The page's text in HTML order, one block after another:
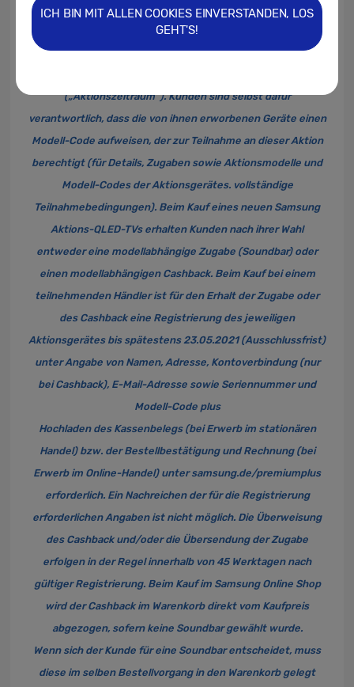
neuen Samsung Aktions-QLED-TVs mit bestimmtem
länderspezifischem Modell-Code bei teilnehmenden
Händlern in Deutschland oder im Samsung Online Shop unter
(„Aktionszeitraum“). Kunden sind selbst dafür
verantwortlich, dass die von ihnen erworbenen Geräte einen
Modell-Code aufweisen, der zur Teilnahme an dieser Aktion
berechtigt (für Details, Zugaben sowie Aktionsmodelle und
Modell-Codes der Aktionsgerätes. vollständige
Teilnahmebedingungen). Beim Kauf eines neuen Samsung
Aktions-QLED-TVs erhalten Kunden nach ihrer Wahl
entweder eine modellabhängige Zugabe (Soundbar) oder
einen modellabhängigen Cashback. Beim Kauf bei einem
teilnehmenden Händler ist für den Erhalt der Zugabe oder
des Cashback eine Registrierung des jeweiligen
Aktionsgerätes bis spätestens 23.05.2021 (Ausschlussfrist)
unter Angabe von Namen, Adresse, Kontoverbindung (nur
bei Cashback), E-Mail-Adresse sowie Seriennummer und
Modell-Code plus
Hochladen des Kassenbelegs (bei Erwerb im stationären
Handel) bzw. der Bestellbestätigung und Rechnung (bei
Erwerb im Online-Handel) untersamsung.de/premiumplus
erforderlich. Ein Nachreichen der für die Registrierung
erforderlichen Angaben ist nicht möglich. Die Überweisung
des Cashback und/oder die Übersendung der Zugabe
erfolgen in der Regel innerhalb von 45 Werktagen nach
gültiger Registrierung. Beim Kauf im Samsung Online Shop
wird der Cashback im Warenkorb direkt vom Kaufpreis
abgezogen, sofern keine Soundbar gewählt wurde.
Wenn sich der Kunde für eine Soundbar entscheidet, muss
diese im selben Bestellvorgang in den Warenkorb gelegt
ICH BIN MIT ALLEN COOKIES EINVERSTANDEN, LOS
GEHT'S!